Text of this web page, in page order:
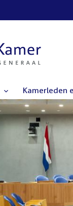
Kamerleden